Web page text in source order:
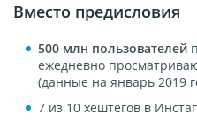
Вместо предисловия
500 млн пользователей
ежедневно
(данные на январь 2019
7 из 10 хештегов в